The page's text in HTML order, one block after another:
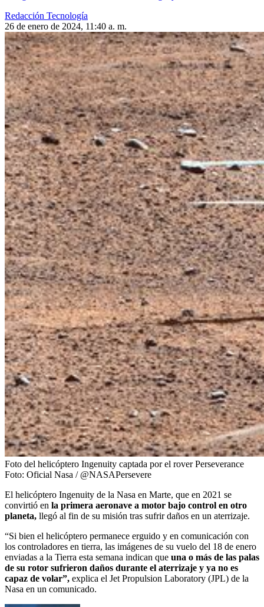
Redacción Tecnología
26 de enero de 2024, 11:40 a. m.
Foto del helicóptero Ingenuity captada por el rover Perseverance
Foto: Oficial Nasa / @NASAPersevere
El helicóptero Ingenuity de la Nasa en Marte, que en 2021 se
convirtió en la primera aeronave a motor bajo control en otro
planeta, llegó al fin de su misión tras sufrir daños en un aterrizaje.
“Si bien el helicóptero permanece erguido y en comunicación con
los controladores en tierra, las imágenes de su vuelo del 18 de enero
enviadas a la Tierra esta semana indican que una o más de las palas
de su rotor sufrieron daños durante el aterrizaje y ya no es
capaz de volar”, explica el Jet Propulsion Laboratory (JPL) de la
Nasa en un comunicado.